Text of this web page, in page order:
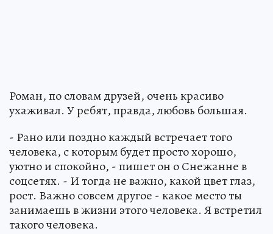
Роман, по словам друзей, очень красиво
ухаживал. У ребят, правда, любовь большая.
- Рано или поздно каждый встречает того
человека, с которым будет просто хорошо,
уютно и спокойно, - пишет он о Снежанне в
соцсетях. - И тогда не важно, какой цвет глаз,
рост. Важно совсем другое - какое место ты
занимаешь в жизни этого человека. Я встретил
такого человека.